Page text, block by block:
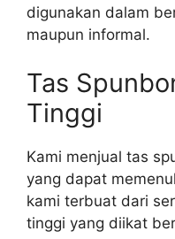
digunakan dalam
maupun informal.
Tas
Tinggi
Kami menjual tas
yang dapat
kami terbuat dari
tinggi yang diikat